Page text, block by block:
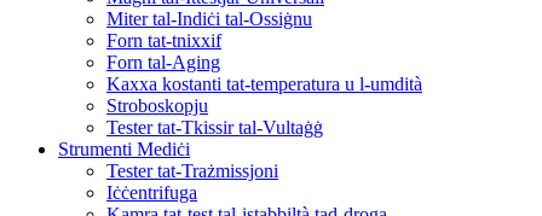
Miter tal-Indiċi tal-Ossiġnu
Forn tat-tnixxif
Forn tal-Aging
Kaxxa kostanti tat-temperatura u l-umdità
Stroboskopju
Tester tat-Tkissir tal-Vultaġġ
Strumenti Mediċi
Tester tat-Trażmissjoni
Iċċentrifuga